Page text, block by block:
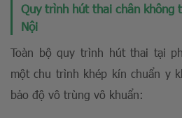
Quy trình hút thai chân không
Nội
Toàn bộ quy trình hút thai tại
một chu trình khép kín chuẩn y
bảo độ vô trùng vô khuẩn: